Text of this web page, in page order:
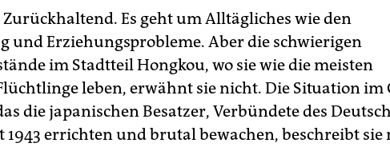
Zurückhaltend. Es geht um Alltägliches wie den
und Erziehungsprobleme. Aber die schwierigen
im Stadtteil Hongkou, wo sie wie die meisten
leben, erwähnt sie nicht. Die Situation im
die japanischen Besatzer, Verbündete des
1943 errichten und brutal bewachen, beschreibt sie